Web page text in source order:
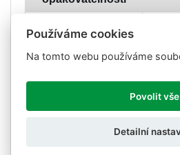
Vliv teploty na
<
(30min)
<
Kompenzované
Používáme cookies
Na tomto webu používáme
Povolit vše
Detailní